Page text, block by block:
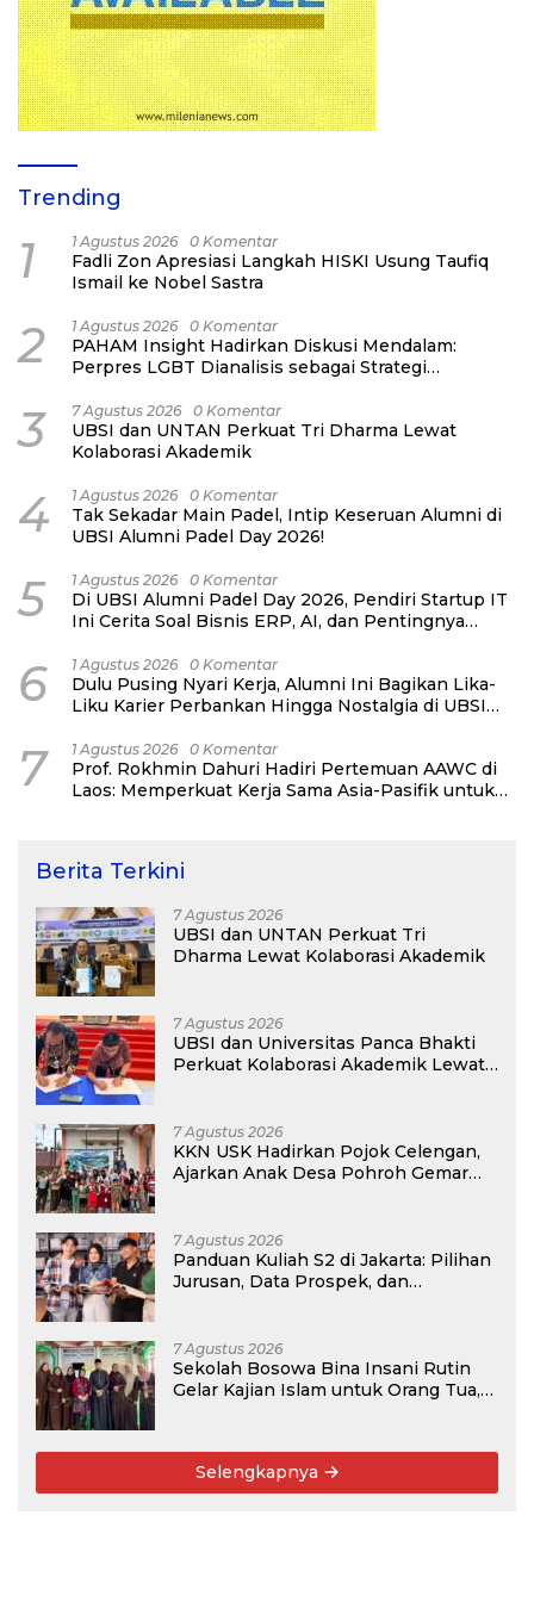
Trending
1 1 Agustus 2026 0 Komentar
Fadli Zon Apresiasi Langkah HISKI Usung Taufiq
Ismail ke Nobel Sastra
2 1 Agustus 2026 0 Komentar
PAHAM Insight Hadirkan Diskusi Mendalam:
Perpres LGBT Dianalisis sebagai Strategi
3 7 Agustus 2026 0 Komentar
UBSI dan UNTAN Perkuat Tri Dharma Lewat
Kolaborasi Akademik
4 1 Agustus 2026 0 Komentar
Tak Sekadar Main Padel, Intip Keseruan Alumni di
UBSI Alumni Padel Day 2026!
5 1 Agustus 2026 0 Komentar
Di UBSI Alumni Padel Day 2026, Pendiri Startup IT
Ini Cerita Soal Bisnis ERP, AI, dan Pentingnya
6 1 Agustus 2026 0 Komentar
Dulu Pusing Nyari Kerja, Alumni Ini Bagikan Lika-
Liku Karier Perbankan Hingga Nostalgia di UBSI
7 1 Agustus 2026 0 Komentar
Prof. Rokhmin Dahuri Hadiri Pertemuan AAWC di
Laos: Memperkuat Kerja Sama Asia-Pasifik untuk
Berita Terkini
7 Agustus 2026
UBSI dan UNTAN Perkuat Tri
Dharma Lewat Kolaborasi Akademik
7 Agustus 2026
UBSI dan Universitas Panca Bhakti
Perkuat Kolaborasi Akademik Lewat
7 Agustus 2026
KKN USK Hadirkan Pojok Celengan,
Ajarkan Anak Desa Pohroh Gemar
7 Agustus 2026
Panduan Kuliah S2 di Jakarta: Pilihan
Jurusan, Data Prospek, dan
7 Agustus 2026
Sekolah Bosowa Bina Insani Rutin
Gelar Kajian Islam untuk Orang Tua,
Selengkapnya